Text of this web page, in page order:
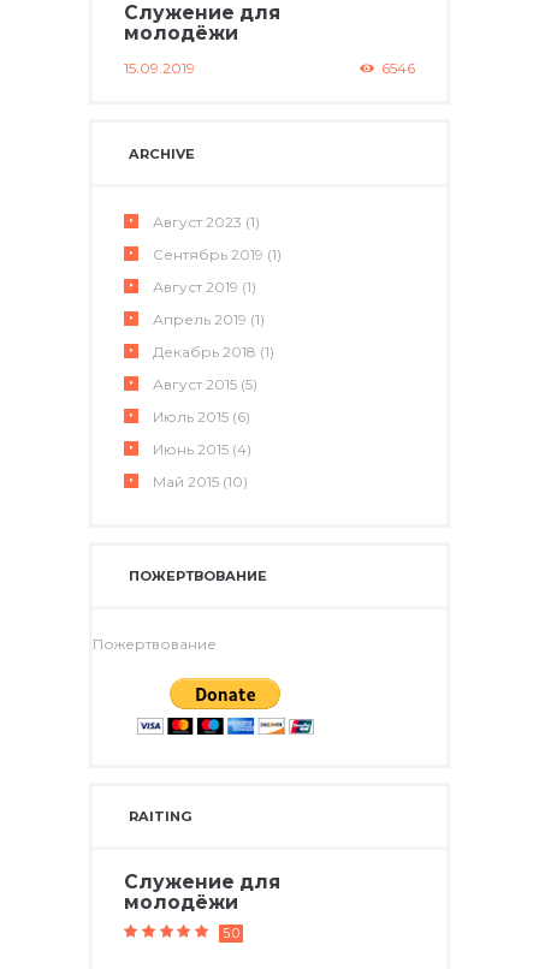
Служение для
молодёжи
15.09.2019 6546
ARCHIVE
Август2023 (1)
Сентябрь2019 (1)
Август2019 (1)
Апрель2019 (1)
Декабрь2018 (1)
Август2015 (5)
Июль2015 (6)
Июнь2015 (4)
Май2015 (10)
ПОЖЕРТВОВАНИЕ
Пожертвование
RAITING
Служение для
молодёжи
5.0